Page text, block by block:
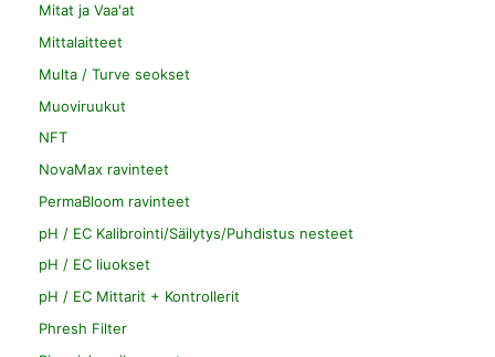
Mitat ja Vaa'at
Mittalaitteet
Multa / Turve seokset
Muoviruukut
NFT
NovaMax ravinteet
PermaBloom ravinteet
pH / EC Kalibrointi/Säilytys/Puhdistus nesteet
pH / EC liuokset
pH / EC Mittarit + Kontrollerit
Phresh Filter